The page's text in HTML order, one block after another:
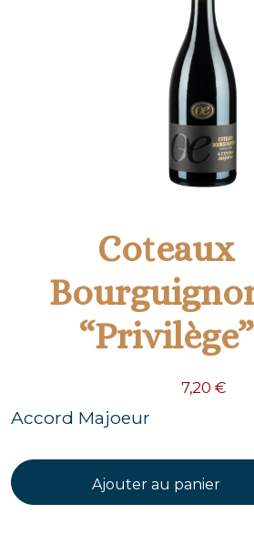
Coteaux
“Privilège”
7,20 €
Accord Majoeur
Ajouter au panier